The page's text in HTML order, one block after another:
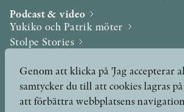
Podcast & video
Yukiko och Patrik möter
Stolpe Stories
Utmärkelser & Format
Utmärkelser
Genom att klicka på 'Jag accepterar
samtycker du till att cookies lagras
att förbättra webbplatsens